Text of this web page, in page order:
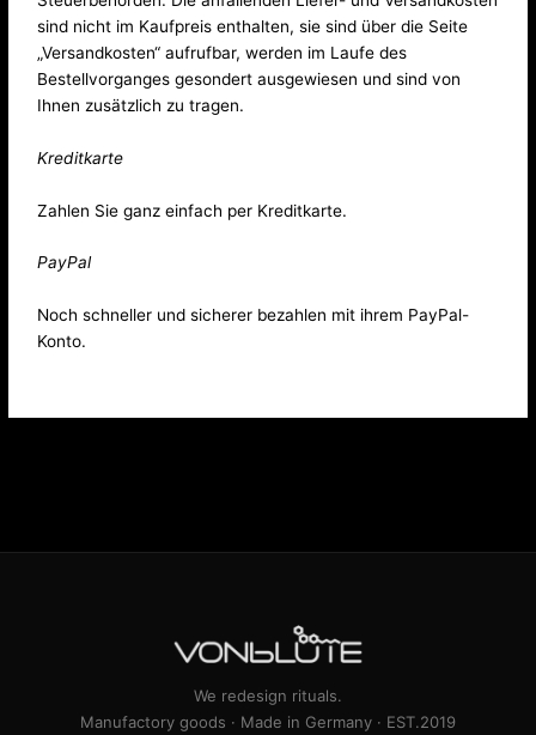
sind nicht im Kaufpreis enthalten, sie sind über die Seite
„Versandkosten“ aufrufbar, werden im Laufe des
Bestellvorganges gesondert ausgewiesen und sind von
Ihnen zusätzlich zu tragen.
Kreditkarte
Zahlen Sie ganz einfach per Kreditkarte.
PayPal
Noch schneller und sicherer bezahlen mit ihrem PayPal-
Konto.
We redesign rituals.
Manufactory goods · Made in Germany · EST.2019